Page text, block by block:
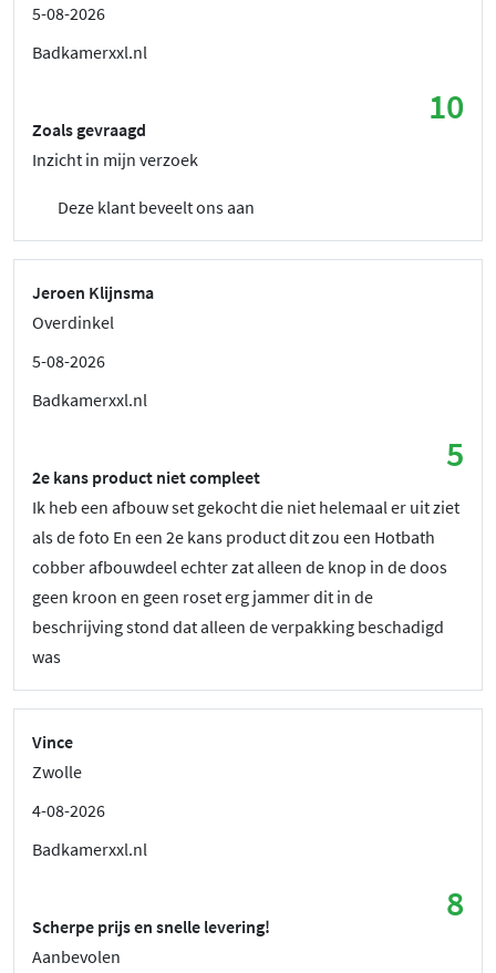
5-08-2026
Badkamerxxl.nl
10
Zoals gevraagd
Inzicht in mijn verzoek
Deze klant beveelt ons aan
Jeroen Klijnsma
Overdinkel
5-08-2026
Badkamerxxl.nl
5
2e kans product niet compleet
Ik heb een afbouw set gekocht die niet helemaal er uit ziet
als de foto En een 2e kans product dit zou een Hotbath
cobber afbouwdeel echter zat alleen de knop in de doos
geen kroon en geen roset erg jammer dit in de
beschrijving stond dat alleen de verpakking beschadigd
was
Vince
Zwolle
4-08-2026
Badkamerxxl.nl
8
Scherpe prijs en snelle levering!
Aanbevolen